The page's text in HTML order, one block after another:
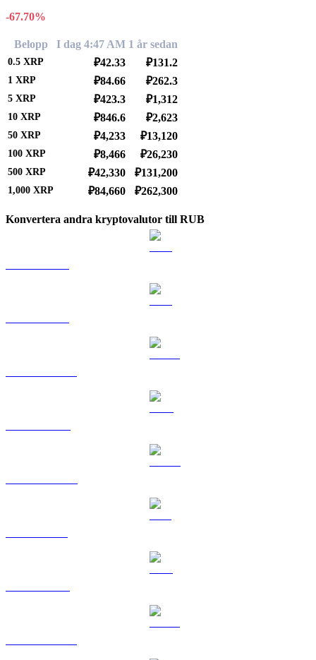
-67.70%
Belopp I dag 4:47 AM 1 år sedan
0.5 XRP ₽42.33 ₽131.2
1 XRP ₽84.66 ₽262.3
5 XRP ₽423.3 ₽1,312
10 XRP ₽846.6 ₽2,623
50 XRP ₽4,233 ₽13,120
100 XRP ₽8,466 ₽26,230
500 XRP ₽42,330 ₽131,200
1,000 XRP ₽84,660 ₽262,300
Konvertera andra kryptovalutor till RUB